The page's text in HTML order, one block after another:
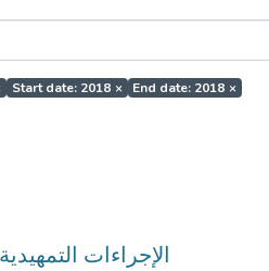
Start date: 2018 × End date: 2018 ×
الإجراءات